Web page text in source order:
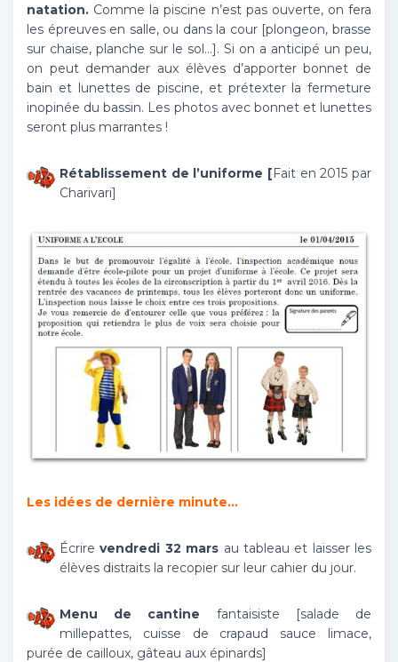
natation. Comme la piscine n’est pas ouverte, on fera
les épreuves en salle, ou dans la cour [plongeon, brasse
sur chaise, planche sur le sol…]. Si on a anticipé un peu,
on peut demander aux élèves d’apporter bonnet de
bain et lunettes de piscine, et prétexter la fermeture
inopinée du bassin. Les photos avec bonnet et lunettes
seront plus marrantes !
Rétablissement de l’uniforme [Fait en 2015 par
Charivari]
Les idées de dernière minute…
Écrirevendredi 32 mars au tableau et laisser les
élèves distraits la recopier sur leur cahier du jour.
Menu de cantine fantaisiste [salade de
millepattes, cuisse de crapaud sauce limace,
purée de cailloux, gâteau aux épinards]